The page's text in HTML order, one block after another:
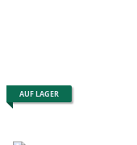
AUF LAGER